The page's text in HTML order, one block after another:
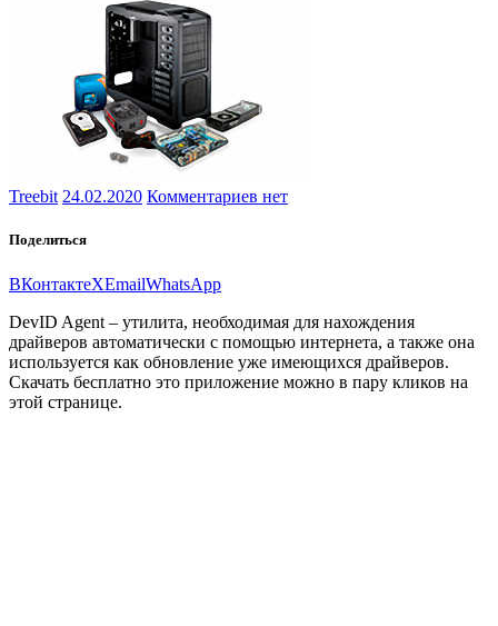
Treebit 24.02.2020 Комментариев нет
Поделиться
ВКонтактеXEmailWhatsApp
DevID Agent – утилита, необходимая для нахождения
драйверов автоматически с помощью интернета, а также она
используется как обновление уже имеющихся драйверов.
Скачать бесплатно это приложение можно в пару кликов на
этой странице.